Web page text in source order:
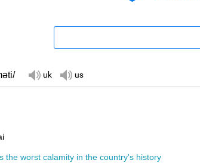
the worst calamity in the country's history